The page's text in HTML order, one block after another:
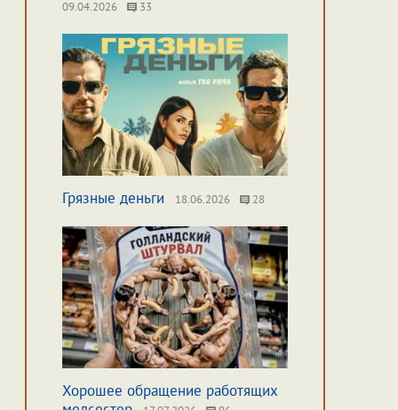
09.04.2026 33
Грязные деньги 18.06.2026 28
Хорошее обращение работящих